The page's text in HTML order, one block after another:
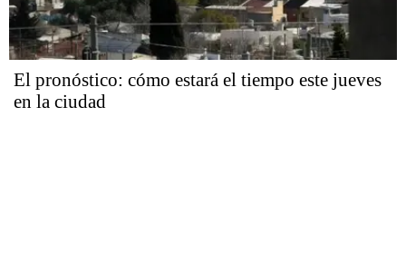
El pronóstico: cómo estará el tiempo este jueves
en la ciudad